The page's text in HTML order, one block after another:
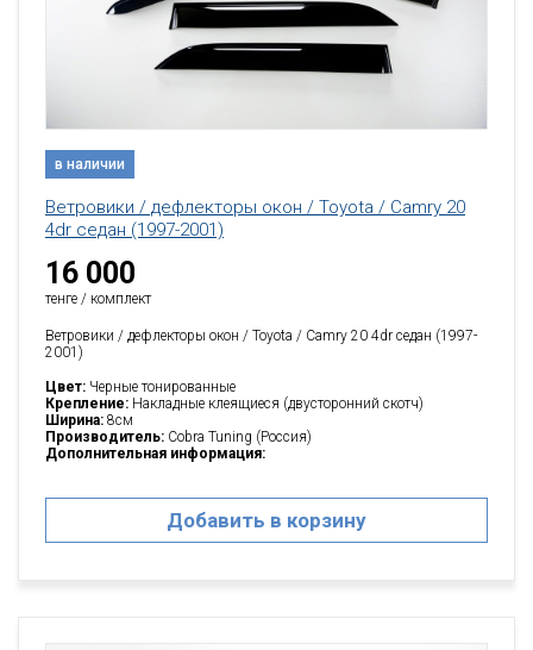
в наличии
Ветровики / дефлекторы окон / Toyota / Camry 20
4dr седан (1997-2001)
16 000
тенге / комплект
Ветровики / дефлекторы окон / Toyota / Camry 20 4dr седан (1997-
2001)
Цвет: Черные тонированные
Крепление: Накладные клеящиеся (двусторонний скотч)
Ширина: 8см
Производитель: Cobra Tuning (Россия)
Дополнительная информация:
Добавить в корзину